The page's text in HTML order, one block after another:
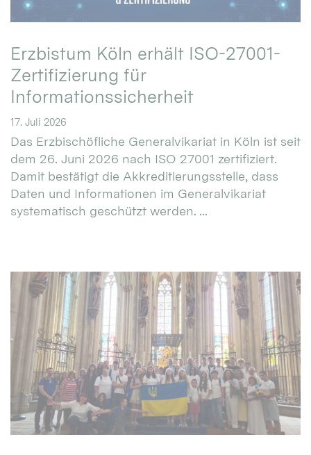
Erzbistum Köln erhält ISO-27001-
Zertifizierung für
Informationssicherheit
17. Juli 2026
Das Erzbischöfliche Generalvikariat in Köln ist seit
dem 26. Juni 2026 nach ISO 27001 zertifiziert.
Damit bestätigt die Akkreditierungsstelle, dass
Daten und Informationen im Generalvikariat
systematisch geschützt werden. ...